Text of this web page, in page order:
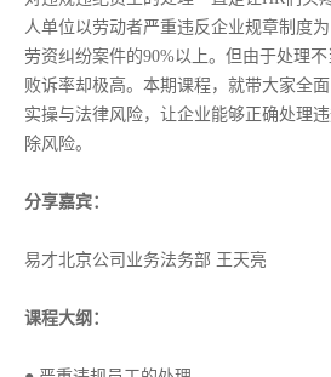
人单位以劳动者严重违反企业规章制度
劳资纠纷案件的90%以上。但由于处理
败诉率却极高。本期课程，就带大家全
实操与法律风险，让企业能够正确处理
除风险。
分享嘉宾：
易才北京公司业务法务部 王天亮
课程大纲：